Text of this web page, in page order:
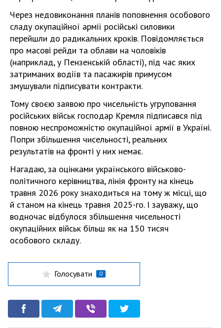
Через недовиконання планів поповнення особового
сладу окупаційної армії російські силовики
перейшли до радикальних кроків. Повідомляється
про масові рейди та облави на чоловіків
(наприклад, у Пензенській області), під час яких
затриманих водіїв та пасажирів примусом
змушували підписувати контракти.
Тому своєю заявою про чисельність угруповання
російських військ господар Кремля підписався під
повною неспроможністю окупаційної армії в Україні.
Попри збільшення чисельності, реальних
результатів на фронті у них немає.
Нагадаю, за оцінками українського військово-
політичного керівництва, лінія фронту на кінець
травня 2026 року знаходиться на тому ж місці, що
й станом на кінець травня 2025-го. І зауважу, що
водночас відбулося збільшення чисельності
окупаційних військ більш як на 150 тисяч
особового складу.
Голосувати 0